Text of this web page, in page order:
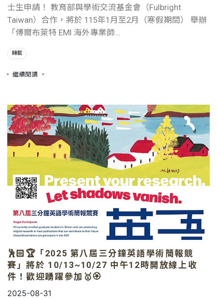
士生申請！ 教育部與學術交流基金會（Fulbright
Taiwan）合作，將於 115年1月至2月（寒假期間） 舉辦
「傅爾布萊特 EMI 海外專業師...
轉載
繼續閱讀
🕺🏻🏆「2025 第八屆三分鐘英語學術簡報競
賽」將於 10/13~10/27 中午12時開放線上收
件！歡迎踴躍參加🥇🏵
2025-08-31